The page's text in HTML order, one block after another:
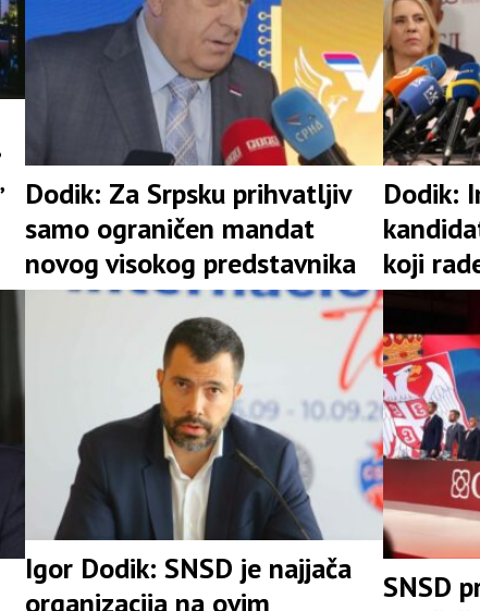
Dodik: Za Srpsku prihvatljiv
samo ograničen mandat
novog visokog predstavnika
Dodik:
koji
Igor Dodik: SNSD je najjača
organizacija na ovim
SNSD